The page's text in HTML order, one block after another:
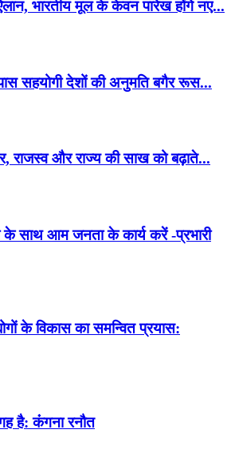
भारतीय मूल के केवन पारेख होंगे नए...
सहयोगी देशों की अनुमति बगैर रूस...
राजस्व और राज्य की साख को बढ़ाते...
के साथ आम जनता के कार्य करें -प्रभारी
के विकास का समन्वित प्रयास:
है: कंंगना रनौत